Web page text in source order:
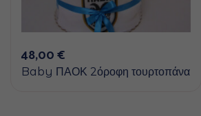
48,00€
Baby ΠΑΟΚ 2όροφη τουρτοπάνα